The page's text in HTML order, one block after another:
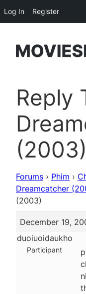
Reply
(2003)
Forums › Phim ›
Dreamcatcher
(2003)
December 19,
duoiuoidaukho
Participant
Log In Register